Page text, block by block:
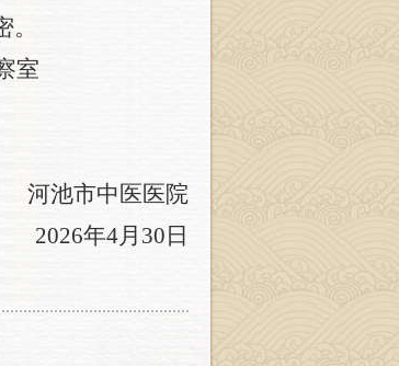
室
河池市中医医院
2026年4月30日